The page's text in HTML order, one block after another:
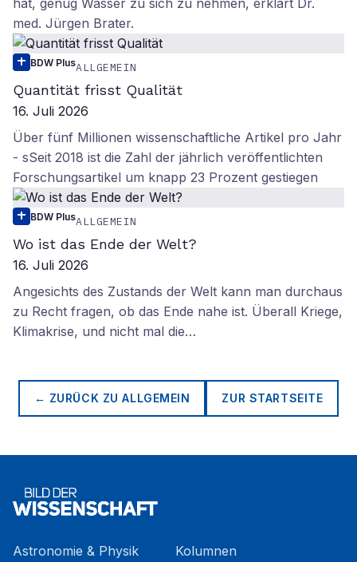
hat, genug Wasser zu sich zu nehmen, erklärt Dr.
med. Jürgen Brater.
BDW PlusALLGEMEIN
Quantität frisst Qualität
16. Juli 2026
Über fünf Millionen wissenschaftliche Artikel pro Jahr
- sSeit 2018 ist die Zahl der jährlich veröffentlichten
Forschungsartikel um knapp 23 Prozent gestiegen
BDW PlusALLGEMEIN
Wo ist das Ende der Welt?
16. Juli 2026
Angesichts des Zustands der Welt kann man durchaus
zu Recht fragen, ob das Ende nahe ist. Überall Kriege,
Klimakrise, und nicht mal die…
← ZURÜCK ZUALLGEMEIN ZUR STARTSEITE
Astronomie & Physik
Kolumnen